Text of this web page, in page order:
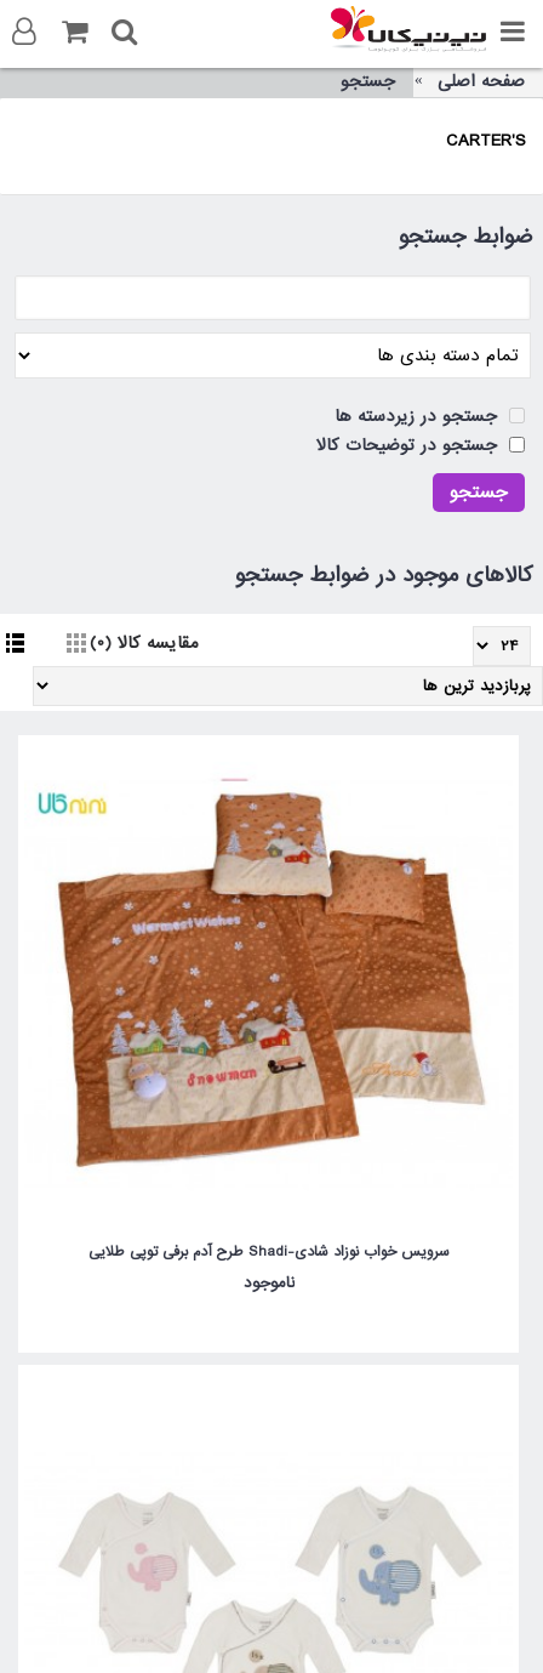
صفحه اصلی جستجو
CARTER'S
ضوابط جستجو
جستجو در زیردسته ها
جستجو در توضیحات کالا
کالاهای موجود در ضوابط جستجو
مقایسه کالا (0)
سرویس خواب نوزاد شادی-Shadi طرح آدم برفی توپی طلایی
ناموجود